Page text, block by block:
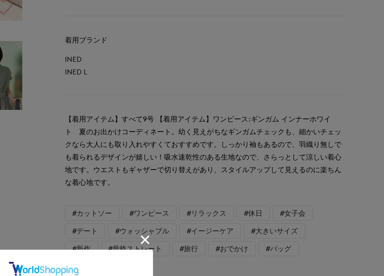
着用ブランド
INED
INED L
【着用アイテム】すべて9号 【着用アイテム】ワンピース:ギンガム インナーホワイ
ト 夏のお出かけコーディネート。幼く見えがちなギンガムチェックも、細かいチェッ
クなら大人にも取り入れやすくておすすめです。しっかり袖もあるので、羽織り無しで
も着られるデザインが嬉しい！吸水速乾性のある生地なので、さらっとして涼しい着心
地です。ウエストもギャザーで切り替えがあり、スタイルアップして見えるのに楽ちん
な着心地です。
#カットソー #ワンピース #リラックス #休日 #女子会
#デート #ウォッシャブル #イージーケア #大きいサイズ
#新作 #骨格ストレート #旅行 #おでかけ #バッグ